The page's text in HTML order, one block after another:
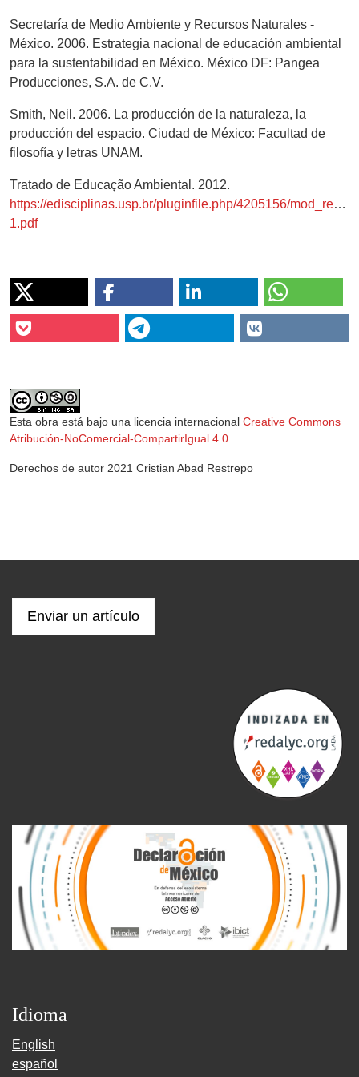
Secretaría de Medio Ambiente y Recursos Naturales -
México. 2006. Estrategia nacional de educación ambiental
para la sustentabilidad en México. México DF: Pangea
Producciones, S.A. de C.V.
Smith, Neil. 2006. La producción de la naturaleza, la
producción del espacio. Ciudad de México: Facultad de
filosofía y letras UNAM.
Tratado de Educação Ambiental. 2012.
https://edisciplinas.usp.br/pluginfile.php/4205156/
1.pdf
Esta obra está bajo una licencia internacional Creative Commons
Atribución-NoComercial-CompartirIgual 4.0
Derechos de autor 2021 Cristian Abad Restrepo
Enviar un artículo
Idioma
English
español